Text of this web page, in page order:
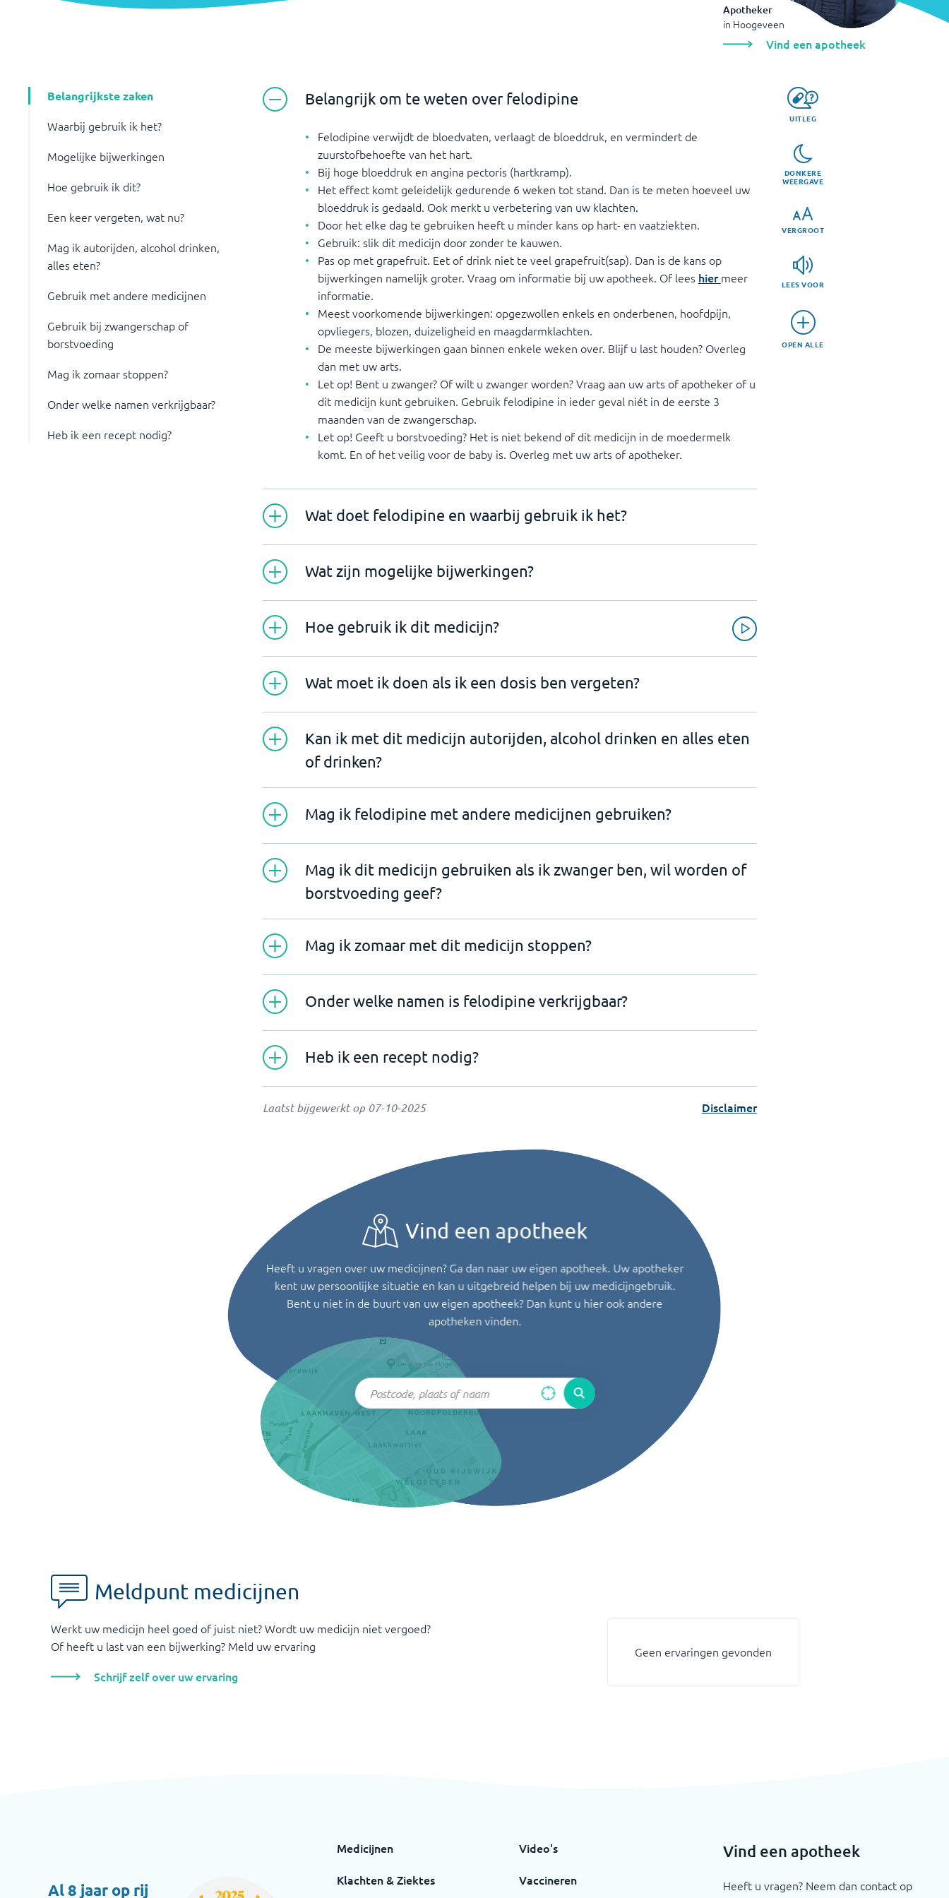
Apotheker
in Hoogeveen
Vind een apotheek
Belangrijkste zaken
Waarbij gebruik ik het?
Mogelijke bijwerkingen
Hoe gebruik ik dit?
Een keer vergeten, wat nu?
Mag ik autorijden, alcohol drinken,
alles eten?
Gebruik met andere medicijnen
Gebruik bij zwangerschap of
borstvoeding
Mag ik zomaar stoppen?
Onder welke namen verkrijgbaar?
Heb ik een recept nodig?
UITLEG
DONKERE
WEERGAVE
VERGROOT
LEES VOOR
OPEN ALLE
Belangrijk om te weten over felodipine
Felodipine verwijdt de bloedvaten, verlaagt de bloeddruk, en vermindert de
zuurstofbehoefte van het hart.
Bij hoge bloeddruk en angina pectoris (hartkramp).
Het effect komt geleidelijk gedurende 6 weken tot stand. Dan is te meten hoeveel uw
bloeddruk is gedaald. Ook merkt u verbetering van uw klachten.
Door het elke dag te gebruiken heeft u minder kans op hart- en vaatziekten.
Gebruik: slik dit medicijn door zonder te kauwen.
Pas op met grapefruit. Eet of drink niet te veel grapefruit(sap). Dan is de kans op
bijwerkingen namelijk groter. Vraag om informatie bij uw apotheek. Of lees hiermeer
informatie.
Meest voorkomende bijwerkingen: opgezwollen enkels en onderbenen, hoofdpijn,
opvliegers, blozen, duizeligheid en maagdarmklachten.
De meeste bijwerkingen gaan binnen enkele weken over. Blijf u last houden? Overleg
dan met uw arts.
Let op! Bent u zwanger? Of wilt u zwanger worden? Vraag aan uw arts of apotheker of u
dit medicijn kunt gebruiken. Gebruik felodipine in ieder geval niét in de eerste 3
maanden van de zwangerschap.
Let op! Geeft u borstvoeding? Het is niet bekend of dit medicijn in de moedermelk
komt. En of het veilig voor de baby is. Overleg met uw arts of apotheker.
Wat doet felodipine en waarbij gebruik ik het?
Wat zijn mogelijke bijwerkingen?
Hoe gebruik ik dit medicijn?
Wat moet ik doen als ik een dosis ben vergeten?
Kan ik met dit medicijn autorijden, alcohol drinken en alles eten
of drinken?
Mag ik felodipine met andere medicijnen gebruiken?
Mag ik dit medicijn gebruiken als ik zwanger ben, wil worden of
borstvoeding geef?
Mag ik zomaar met dit medicijn stoppen?
Onder welke namen is felodipine verkrijgbaar?
Heb ik een recept nodig?
Laatst bijgewerkt op 07-10-2025 Disclaimer
Vind een apotheek
Heeft u vragen over uw medicijnen? Ga dan naar uw eigen apotheek. Uw apotheker
kent uw persoonlijke situatie en kan u uitgebreid helpen bij uw medicijngebruik.
Bent u niet in de buurt van uw eigen apotheek? Dan kunt u hier ook andere
apotheken vinden.
Meldpunt medicijnen
Werkt uw medicijn heel goed of juist niet? Wordt uw medicijn niet vergoed?
Of heeft u last van een bijwerking? Meld uw ervaring
Schrijf zelf over uw ervaring
Geen ervaringen gevonden
Al 8 jaar op rij
Medicijnen
Klachten & Ziektes
Video's
Vaccineren
Vind een apotheek
Heeft u vragen? Neem dan contact op